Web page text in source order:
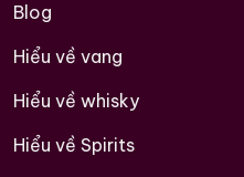
Blog
Hiểu về vang
Hiểu về whisky
Hiểu về Spirits